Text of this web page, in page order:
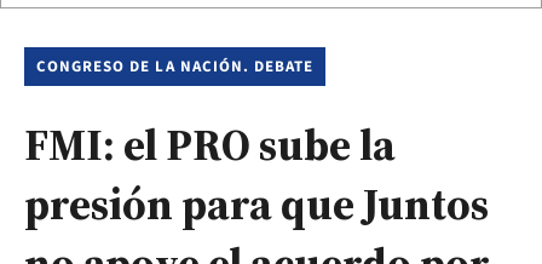
CONGRESO DE LA NACIÓN. DEBATE
FMI: el PRO sube la
presión para que Juntos